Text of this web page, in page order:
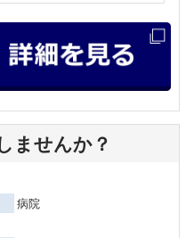
ませんか？
病院